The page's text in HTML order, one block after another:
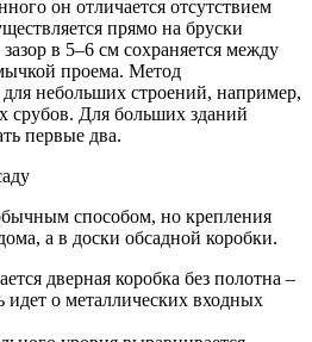
он отличается отсутствием
прямо на бруски
в 5–6 см сохраняется между
проема. Метод
небольших строений, например,
срубов. Для больших зданий
первые два.
способом, но крепления
а в доски обсадной коробки.
дверная коробка без полотна –
идет о металлических входных